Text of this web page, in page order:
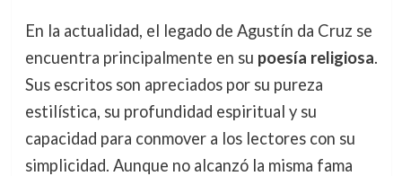
En la actualidad, el legado de Agustín da Cruz se
encuentra principalmente en su poesía religiosa.
Sus escritos son apreciados por su pureza
estilística, su profundidad espiritual y su
capacidad para conmover a los lectores con su
simplicidad. Aunque no alcanzó la misma fama